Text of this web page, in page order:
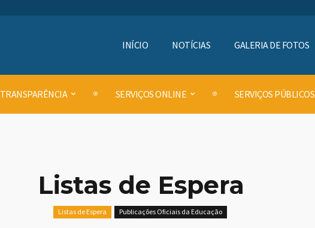
INÍCIO NOTÍCIAS GALERIA DE FOTOS
TRANSPARÊNCIA SERVIÇOS ONLINE SERVIÇOS PÚBLICOS
Listas de Espera
Listas de Espera Publicações Oficiais da Educação